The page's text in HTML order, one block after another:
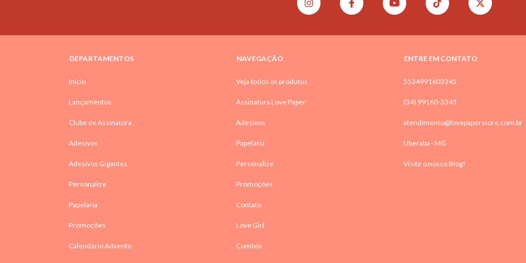
DEPARTAMENTOS
Início
Lançamentos
Clube de Assinatura
Adesivos
Adesivos Gigantes
Personalize
Papelaria
Promoções
Calendário Advento
NAVEGAÇÃO
Veja todos os produtos
Assinatura Love Paper
Adesivos
Papelaria
Personalize
Promoções
Contato
Love Girl
Combos
ENTRE EM CONTATO
5534991603345
(34) 99160-3345
atendimento@lovepaperstore.com.br
Uberaba - MG
Visite o nosso Blog!